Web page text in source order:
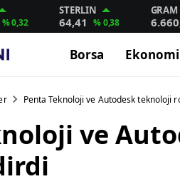
% 0,32
STERLIN
64,41 % 0,38
Borsa Ekonomi
Penta Teknoloji ve Autodesk teknoloji
ve